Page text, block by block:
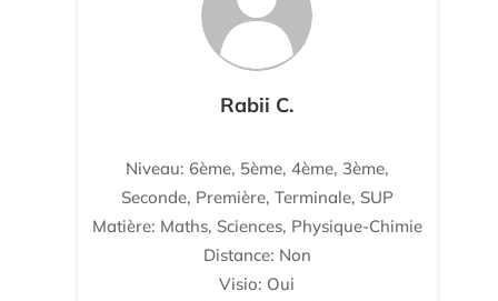
Rabii C.
Niveau: 6ème, 5ème, 4ème, 3ème,
Seconde, Première, Terminale, SUP
Matière: Maths, Sciences, Physique-Chimie
Distance: Non
Visio: Oui